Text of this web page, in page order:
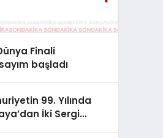
Finali
başladı
99. Yılında
İki Sergi